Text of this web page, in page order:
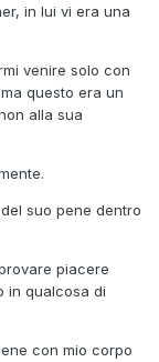
in lui vi era una
venire solo con
questo era un
alla sua
suo pene dentro
piacere
in qualcosa di
con mio corpo